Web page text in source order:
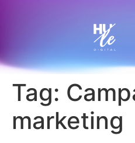
Tag:
marketing